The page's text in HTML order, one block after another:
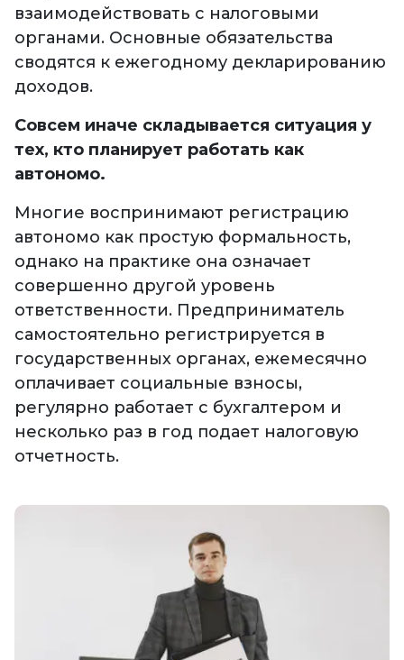
взаимодействовать с налоговыми
органами. Основные обязательства
сводятся к ежегодному декларированию
доходов.
Совсем иначе складывается ситуация у
тех, кто планирует работать как
автономо.
Многие воспринимают регистрацию
автономо как простую формальность,
однако на практике она означает
совершенно другой уровень
ответственности. Предприниматель
самостоятельно регистрируется в
государственных органах, ежемесячно
оплачивает социальные взносы,
регулярно работает с бухгалтером и
несколько раз в год подает налоговую
отчетность.